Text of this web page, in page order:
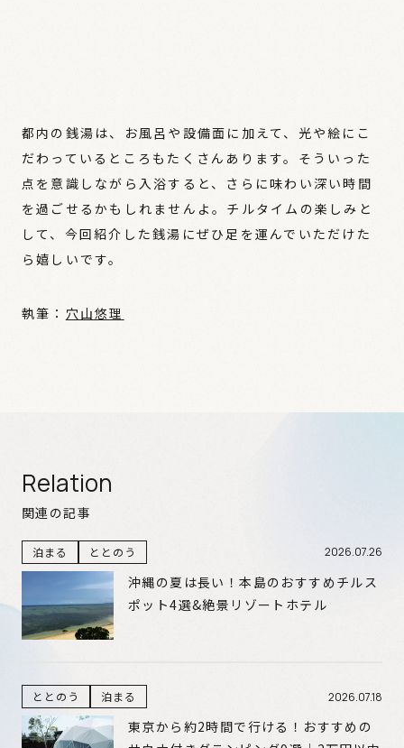
都内の銭湯は、お風呂や設備面に加えて、光や絵にこ
だわっているところもたくさんあります。そういった
点を意識しながら入浴すると、さらに味わい深い時間
を過ごせるかもしれませんよ。チルタイムの楽しみと
して、今回紹介した銭湯にぜひ足を運んでいただけた
ら嬉しいです。
執筆： 穴山悠理
Relation
関連の記事
泊まる ととのう 2026.07.26
沖縄の夏は長い！本島のおすすめチルス
ポット4選&絶景リゾートホテル
ととのう 泊まる 2026.07.18
東京から約2時間で行ける！おすすめの